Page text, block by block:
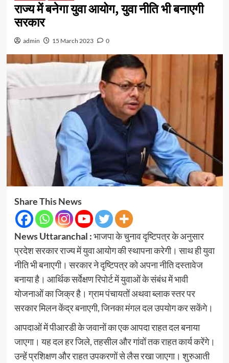
राज्य में बनेगा युवा आयोग, युवा नीति भी बनाएगी
सरकार
admin 15 March 2023 0
Share This News
News Uttaranchal :भाजपा के चुनाव दृष्टिपत्र के अनुसार
प्रदेश सरकार राज्य में युवा आयोग की स्थापना करेगी। साथ ही युवा
नीति भी बनाएगी। सरकार ने दृष्टिपत्र को अपना नीति दस्तावेज
बनाया है। आर्थिक सर्वेक्षण रिपोर्ट में युवाओं के संबंध में भावी
योजनाओं का जिक्र है। ग्राम पंचायतों अथवा ब्लाक स्तर पर
सरकार मिलन केंद्र बनाएगी, जिनका मंगल दल उपयोग कर सकेंगे।
आपदाओं में पीआरडी के जवानों का एक आपदा राहत दल बनाया
जाएगा। यह दल हर जिले, तहसील और गांवों तक राहत कार्य करेंगे।
उन्हें प्रशिक्षण और राहत उपकरणों से लैस रखा जाएगा। शुरुआती